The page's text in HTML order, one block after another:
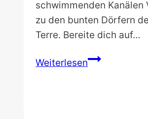
schwimmenden Kanälen
zu den bunten Dörfern
Terre. Bereite dich auf…
WeiterlesenDie